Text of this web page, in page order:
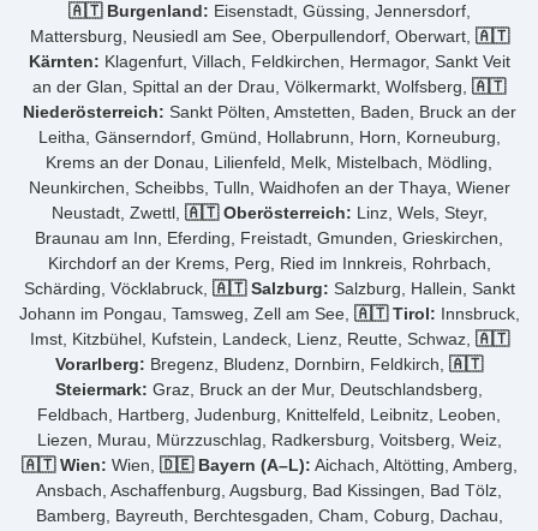
🇦🇹 Burgenland: Eisenstadt, Güssing, Jennersdorf,
Mattersburg, Neusiedl am See, Oberpullendorf, Oberwart, 🇦🇹
Kärnten: Klagenfurt, Villach, Feldkirchen, Hermagor, Sankt Veit
an der Glan, Spittal an der Drau, Völkermarkt, Wolfsberg, 🇦🇹
Niederösterreich: Sankt Pölten, Amstetten, Baden, Bruck an der
Leitha, Gänserndorf, Gmünd, Hollabrunn, Horn, Korneuburg,
Krems an der Donau, Lilienfeld, Melk, Mistelbach, Mödling,
Neunkirchen, Scheibbs, Tulln, Waidhofen an der Thaya, Wiener
Neustadt, Zwettl, 🇦🇹 Oberösterreich: Linz, Wels, Steyr,
Braunau am Inn, Eferding, Freistadt, Gmunden, Grieskirchen,
Kirchdorf an der Krems, Perg, Ried im Innkreis, Rohrbach,
Schärding, Vöcklabruck, 🇦🇹 Salzburg: Salzburg, Hallein, Sankt
Johann im Pongau, Tamsweg, Zell am See, 🇦🇹 Tirol: Innsbruck,
Imst, Kitzbühel, Kufstein, Landeck, Lienz, Reutte, Schwaz, 🇦🇹
Vorarlberg: Bregenz, Bludenz, Dornbirn, Feldkirch, 🇦🇹
Steiermark: Graz, Bruck an der Mur, Deutschlandsberg,
Feldbach, Hartberg, Judenburg, Knittelfeld, Leibnitz, Leoben,
Liezen, Murau, Mürzzuschlag, Radkersburg, Voitsberg, Weiz,
🇦🇹 Wien: Wien, 🇩🇪 Bayern (A–L): Aichach, Altötting, Amberg,
Ansbach, Aschaffenburg, Augsburg, Bad Kissingen, Bad Tölz,
Bamberg, Bayreuth, Berchtesgaden, Cham, Coburg, Dachau,